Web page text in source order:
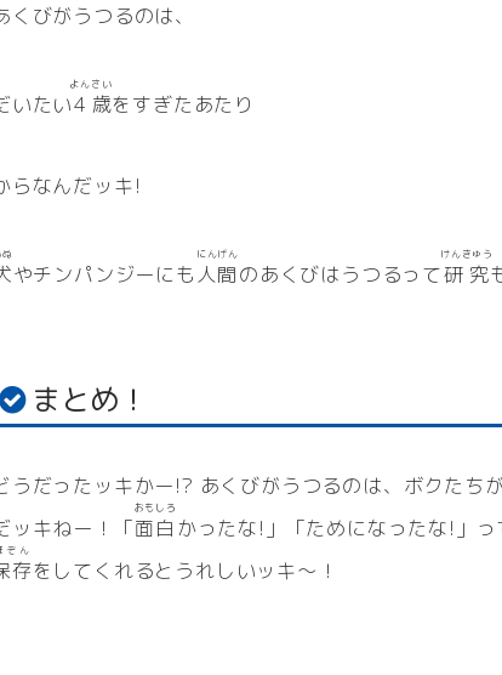
くびがうつるのは、
いたい4
よん
歳
さい
をすぎたあたり
らなんだッキ!
ぬ
やチンパンジーにも 人間
にんげん
のあくびはうつるって研究
けんきゅう
まとめ！
うだったッキかー!? あくびがうつるのは、ボクたちが
ッキねー！「面白
おもしろ
かったな!」「ためになったな!」っ
存
ぞん
をしてくれるとうれしいッキ〜！